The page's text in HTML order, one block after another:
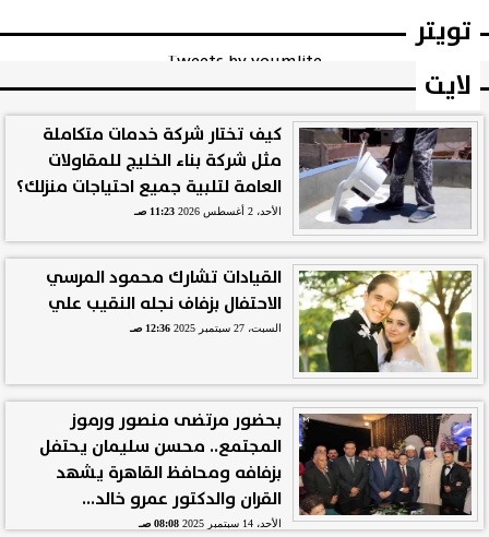
تويتر
Tweets by youmlite
لايت
كيف تختار شركة خدمات متكاملة
مثل شركة بناء الخليج للمقاولات
العامة لتلبية جميع احتياجات منزلك؟
الأحد، 2 أغسطس 2026 11:23 صـ
القيادات تشارك محمود المرسي
الاحتفال بزفاف نجله النقيب علي
السبت، 27 سبتمبر 2025 12:36 صـ
بحضور مرتضى منصور ورموز
المجتمع.. محسن سليمان يحتفل
بزفافه ومحافظ القاهرة يشهد
القران والدكتور عمرو خالد...
الأحد، 14 سبتمبر 2025 08:08 صـ